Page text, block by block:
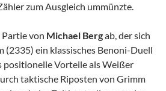
zum Ausgleich ummünzte.
Partie von Michael Bergab, der sich
(2335) ein klassisches Benoni-Duell
positionelle Vorteile als Weißer
taktische Riposten von Grimm